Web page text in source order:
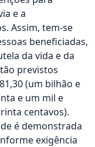
e a
Assim, tem-se
beneficiadas,
da vida e da
previstos
(um bilhão e
e um mil e
centavos).
é demonstrada
exigência